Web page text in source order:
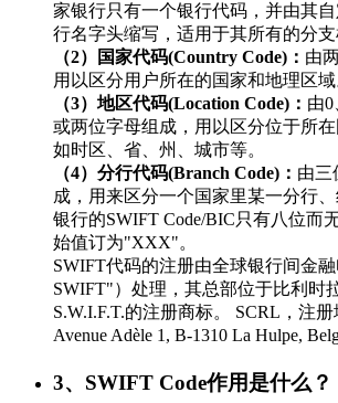
家银行只有一个银行代码，并由其
行名字头缩写，适用于其所有的分支
（2）国家代码(Country Code)： 由
用以区分用户所在的国家和地理区域
（3）地区代码(Location Code)： 由
或两位字母组成，用以区分位于所在
如时区、省、州、城市等。
（4）分行代码(Branch Code)： 由三
成，用来区分一个国家里某一分行
银行的SWIFT Code/BIC只有八位而
始值订为"XXX"。
SWIFT代码的注册由全球银行间金
SWIFT"）处理，其总部位于比利时
S.W.I.F.T.的注册商标。 SCRL，注
Avenue Adèle 1, B-1310 La Hulpe,
3、SWIFT Code作用是什么？